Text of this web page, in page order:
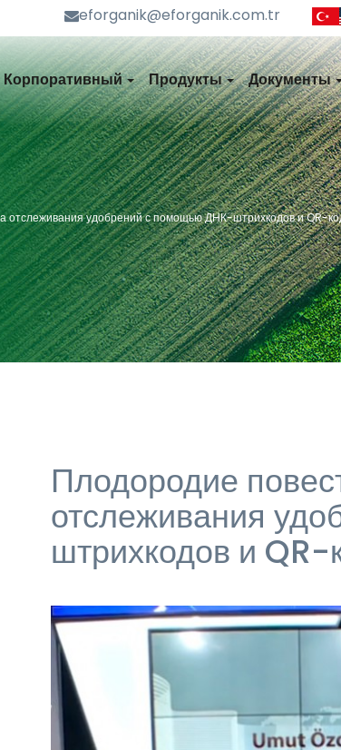
eforganik@eforganik.com.tr
Корпоративный Продукты Документы
отслеживания удобрений с помощью ДНК-штрихкодов и QR-
Плодородие
отслеживания
штрихкодов и